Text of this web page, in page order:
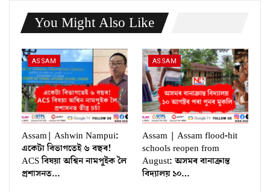
You Might Also Like
ASSAM
Assam| Ashwin Nampui:
একেটা বিভাগতেই ৬ বছৰ!
ACS বিষয়া অশ্বিন নামপুইক লৈ
প্ৰশাসনত…
ASSAM
Assam | Assam flood-hit
schools reopen from
August: অসমৰ বানাক্ৰান্ত
বিদ্যালয় ১০…